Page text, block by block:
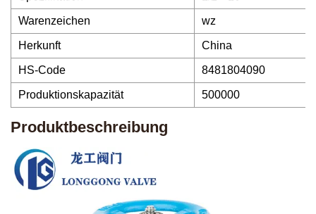
Warenzeichen wz
Herkunft China
HS-Code 8481804090
Produktionskapazität 500000
Produktbeschreibung